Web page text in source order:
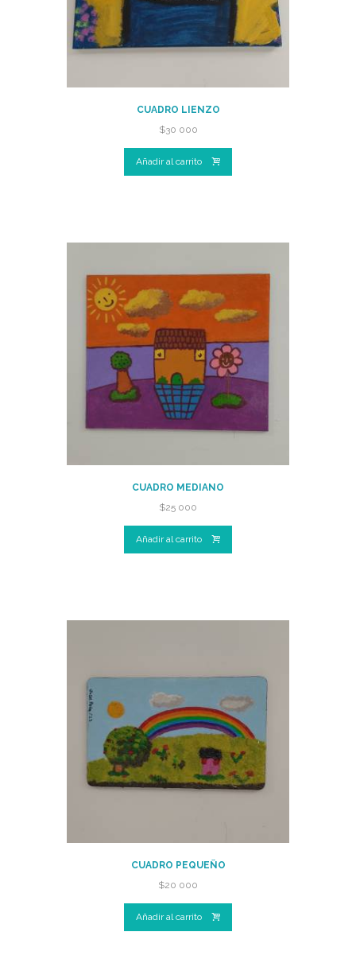
CUADRO LIENZO
$30 000
Añadir al carrito
CUADRO MEDIANO
$25 000
Añadir al carrito
CUADRO PEQUEÑO
$20 000
Añadir al carrito